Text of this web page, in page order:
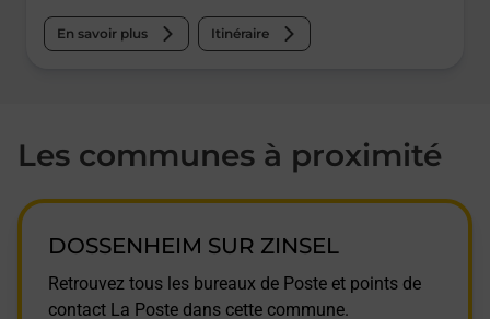
En savoir plus Itinéraire
Les communes à proximité
DOSSENHEIM SUR ZINSEL
Retrouvez tous les bureaux de Poste et points de
contact La Poste dans cette commune.